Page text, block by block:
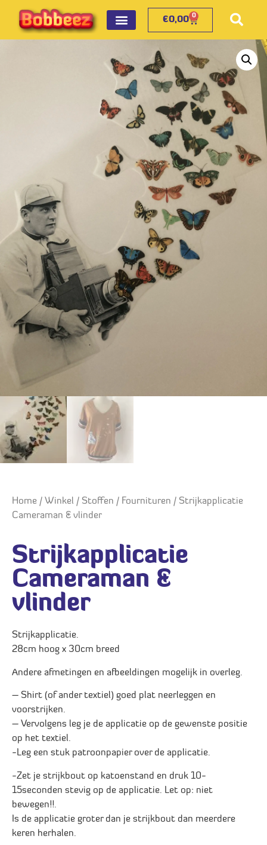
€0,00 0
Home / Winkel / Stoffen / Fournituren / Strijkapplicatie
Cameraman & vlinder
Strijkapplicatie
Cameraman &
vlinder
Strijkapplicatie.
28cm hoog x 30cm breed
Andere afmetingen en afbeeldingen mogelijk in overleg.
– Shirt (of ander textiel) goed plat neerleggen en
voorstrijken.
– Vervolgens leg je de applicatie op de gewenste positie
op het textiel.
-Leg een stuk patroonpapier over de applicatie.
-Zet je strijkbout op katoenstand en druk 10-
15seconden stevig op de applicatie. Let op: niet
bewegen!!.
Is de applicatie groter dan je strijkbout dan meerdere
keren herhalen.